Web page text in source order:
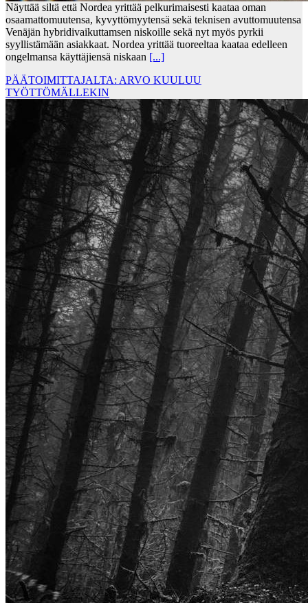
Näyttää siltä että Nordea yrittää pelkurimaisesti kaataa oman
osaamattomuutensa, kyvyttömyytensä sekä teknisen avuttomuutensa
Venäjän hybridivaikuttamsen niskoille sekä nyt myös pyrkii
syyllistämään asiakkaat. Nordea yrittää tuoreeltaa kaataa edelleen
ongelmansa käyttäjiensä niskaan [...]
PÄÄTOIMITTAJALTA: ARVO KUULUU
TYÖTTÖMÄLLEKIN